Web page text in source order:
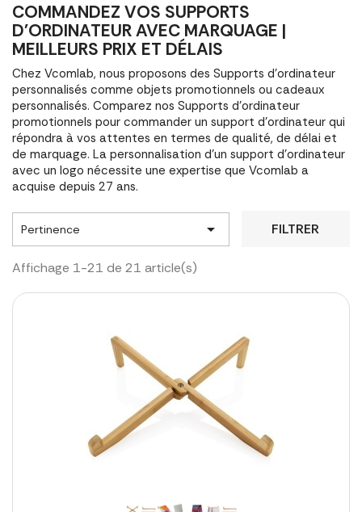
COMMANDEZ VOS SUPPORTS
D'ORDINATEUR AVEC MARQUAGE |
MEILLEURS PRIX ET DÉLAIS
Chez Vcomlab, nous proposons des Supports d'ordinateur
personnalisés comme objets promotionnels ou cadeaux
personnalisés. Comparez nos Supports d'ordinateur
promotionnels pour commander un support d'ordinateur qui
répondra à vos attentes en termes de qualité, de délai et
de marquage. La personnalisation d'un support d'ordinateur
avec un logo nécessite une expertise que Vcomlab a
acquise depuis 27 ans.
Pertinence  FILTRER
Affichage 1-21 de 21 article(s)